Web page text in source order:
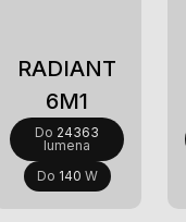
RADIANT
6M1
Do 24363
lumena
Do 140 W